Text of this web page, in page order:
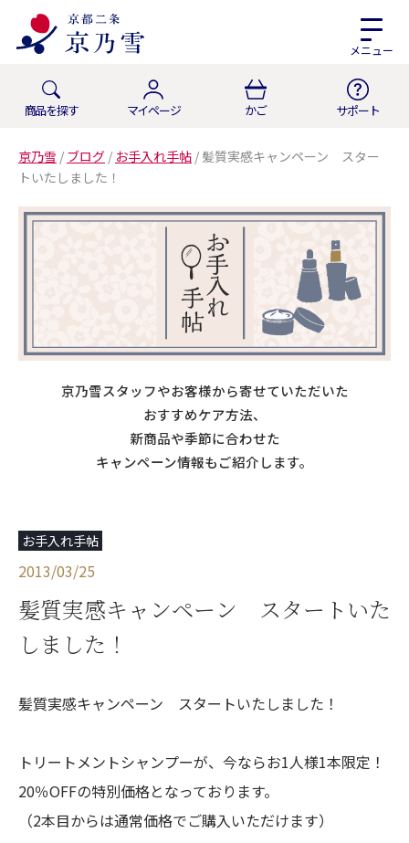
メニュー
商品を探す マイページ かご サポート
京乃雪 / ブログ / お手入れ手帖 / 髪質実感キャンペーン スター
トいたしました！
京乃雪スタッフやお客様から寄せていただいた
おすすめケア方法、
新商品や季節に合わせた
キャンペーン情報もご紹介します。
お手入れ手帖
2013/03/25
髪質実感キャンペーン スタートいた
しました！
髪質実感キャンペーン スタートいたしました！
トリートメントシャンプーが、今ならお1人様1本限定！
20％OFFの特別価格となっております。
（2本目からは通常価格でご購入いただけます）